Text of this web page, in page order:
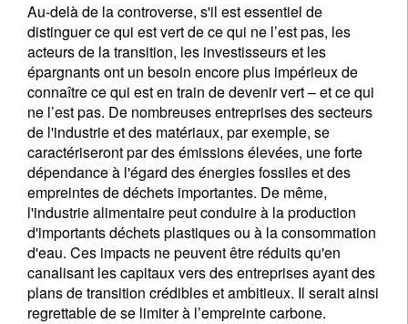
Au-delà de la controverse, s'il est essentiel de
distinguer ce qui est vert de ce qui ne l’est pas, les
acteurs de la transition, les investisseurs et les
épargnants ont un besoin encore plus impérieux de
connaître ce qui est en train de devenir vert – et ce qui
ne l’est pas. De nombreuses entreprises des secteurs
de l'industrie et des matériaux, par exemple, se
caractériseront par des émissions élevées, une forte
dépendance à l'égard des énergies fossiles et des
empreintes de déchets importantes. De même,
l'industrie alimentaire peut conduire à la production
d'importants déchets plastiques ou à la consommation
d'eau. Ces impacts ne peuvent être réduits qu'en
canalisant les capitaux vers des entreprises ayant des
plans de transition crédibles et ambitieux. Il serait ainsi
regrettable de se limiter à l’empreinte carbone.